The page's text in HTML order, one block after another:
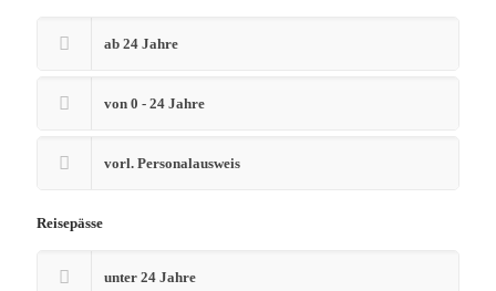
ab 24 Jahre
von 0 - 24 Jahre
vorl. Personalausweis
Reisepässe
unter 24 Jahre